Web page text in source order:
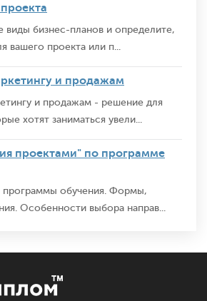
виды бизнес-планов и определите,
вашего проекта или п...
и продажам
и продажам - решение для
хотят заниматься увели...
проектами" по программе
программы обучения. Формы,
Особенности выбора направ...